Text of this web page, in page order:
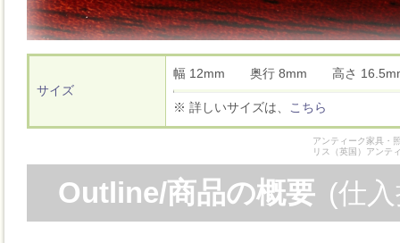
サイズ
幅 12mm 奥行 8mm 高さ
※ 詳しいサイズは、 こちら
アンティーク家具・
リス（英国）アンテ
Outline/商品の概要 (仕